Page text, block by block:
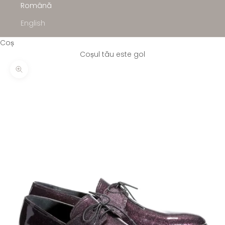
Română
English
Coș
Coșul tău este gol
Mărește